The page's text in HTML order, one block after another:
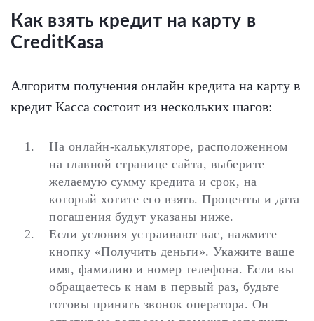
Как взять кредит на карту в
CreditKasa
Алгоритм получения онлайн кредита на карту в
кредит Касса состоит из нескольких шагов:
На онлайн-калькуляторе, расположенном
на главной странице сайта, выберите
желаемую сумму кредита и срок, на
который хотите его взять. Проценты и дата
погашения будут указаны ниже.
Если условия устраивают вас, нажмите
кнопку «Получить деньги». Укажите ваше
имя, фамилию и номер телефона. Если вы
обращаетесь к нам в первый раз, будьте
готовы принять звонок оператора. Он